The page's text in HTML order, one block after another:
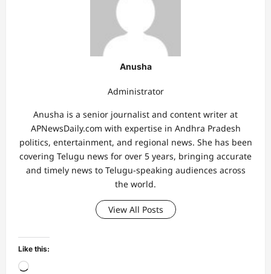
Anusha
Administrator
Anusha is a senior journalist and content writer at
APNewsDaily.com with expertise in Andhra Pradesh
politics, entertainment, and regional news. She has been
covering Telugu news for over 5 years, bringing accurate
and timely news to Telugu-speaking audiences across
the world.
View All Posts
Like this:
Loading…